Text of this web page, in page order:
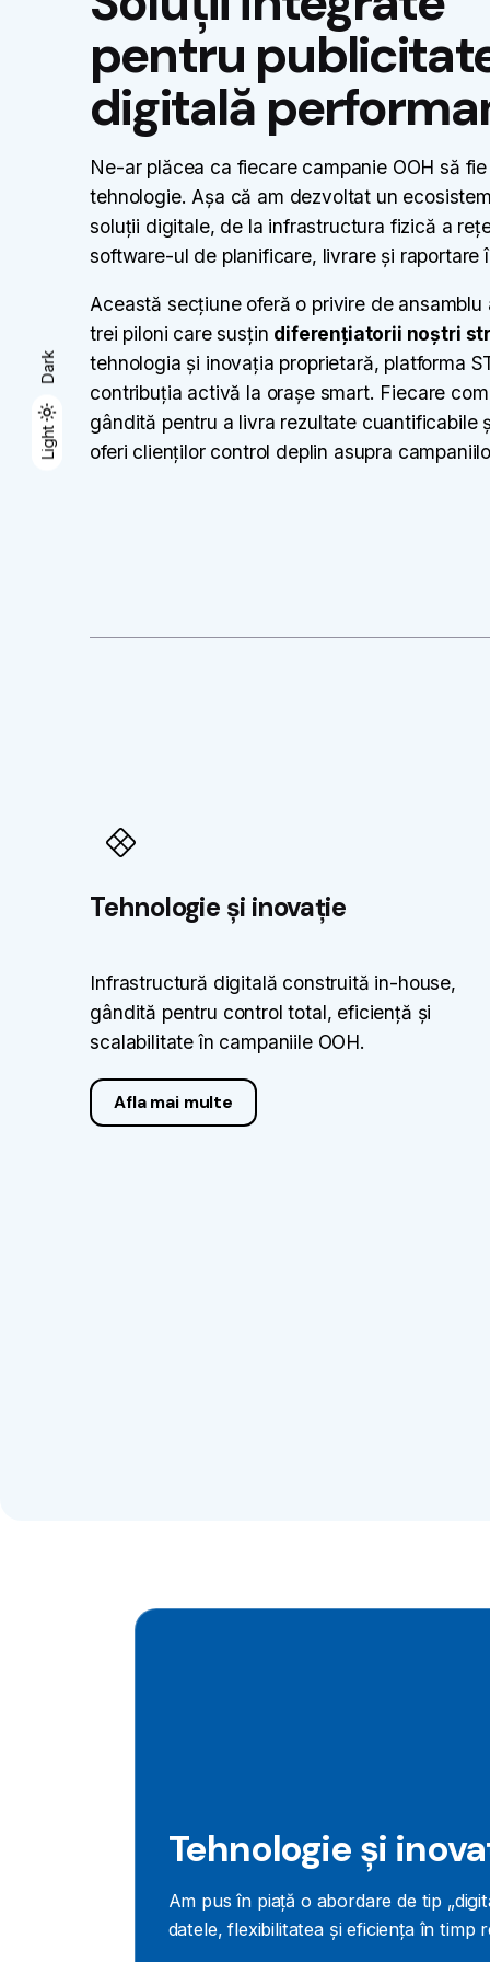
Light
Dark
Light
Dark
pentru
digitală
Ne-ar plăcea ca fiecare campanie OOH să
tehnologie. Așa că am dezvoltat un
soluții digitale, de la infrastructura fizică a
software-ul de planificare, livrare și raportare
Această secțiune oferă o privire de ansamblu
trei piloni care susțin diferențiatorii noștri
tehnologia și inovația proprietară, platforma
contribuția activă la orașe smart. Fiecare
gândită pentru a livra rezultate cuantificabile
oferi clienților control deplin asupra
Tehnologie și inovație
Infrastructură digitală construită in-house,
gândită pentru control total, eficiență și
scalabilitate în campaniile OOH.
Afla mai multe
Tehnologie și
Am pus în piață o abordare de tip
datele, flexibilitatea și eficiența în timp